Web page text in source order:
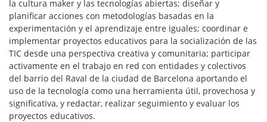
la cultura maker y las tecnologías abiertas; diseñar y
planificar acciones con metodologías basadas en la
experimentación y el aprendizaje entre iguales; coordinar e
implementar proyectos educativos para la socialización de las
TIC desde una perspectiva creativa y comunitaria; participar
activamente en el trabajo en red con entidades y colectivos
del barrio del Raval de la ciudad de Barcelona aportando el
uso de la tecnología como una herramienta útil, provechosa y
significativa, y redactar, realizar seguimiento y evaluar los
proyectos educativos.